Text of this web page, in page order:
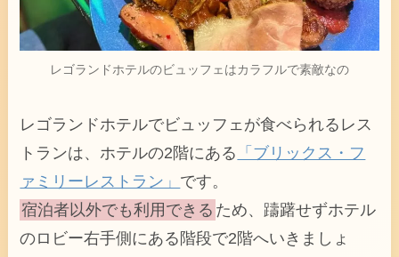
レゴランドホテルのビュッフェはカラフルで素敵なの
レゴランドホテルでビュッフェが食べられるレス
トランは、ホテルの2階にある 「ブリックス・フ
ァミリーレストラン」 です。
宿泊者以外でも利用できる ため、躊躇せずホテル
のロビー右手側にある階段で2階へいきましょ